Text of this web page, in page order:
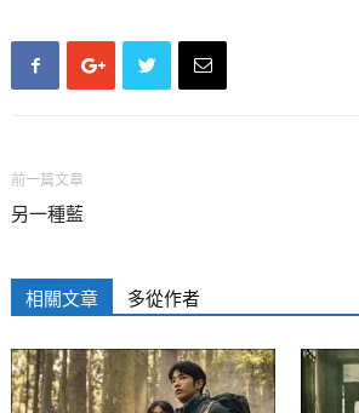
前一篇文章
另一種藍
相關文章 多從作者